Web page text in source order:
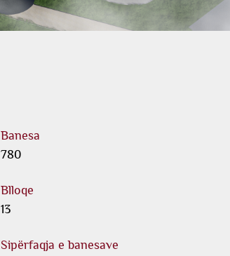
Banesa
780
Blloqe
13
Sipërfaqja e banesave